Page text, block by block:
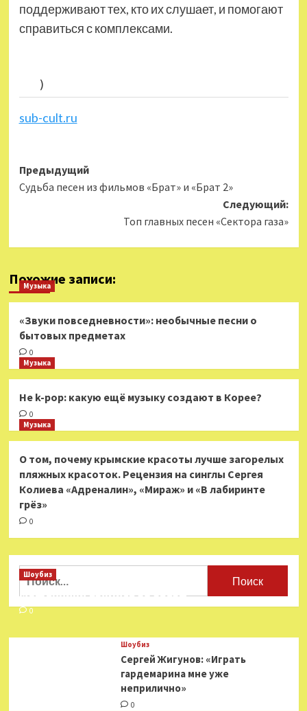
поддерживают тех, кто их слушает, и помогают
справиться с комплексами.
)
sub-cult.ru
Навигация
записи
Предыдущий
Судьба песен из фильмов «Брат» и «Брат 2»
Следующий:
Топ главных песен «Сектора газа»
Похожие записи:
Музыка
«Звуки повседневности»: необычные песни о
бытовых предметах
0
Музыка
Не k-pop: какую ещё музыку создают в Корее?
0
Музыка
О том, почему крымские красоты лучше загорелых
пляжных красоток. Рецензия на синглы Сергея
Колиева «Адреналин», «Мираж» и «В лабиринте
грёз»
0
Найти:
Шоубиз
Мошенники взялись за звезд
0
Шоубиз
Сергей Жигунов: «Играть
гардемарина мне уже
неприлично»
0